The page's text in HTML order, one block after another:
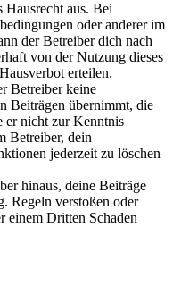
Hausrecht aus. Bei
oder anderer im
der Betreiber dich nach
von der Nutzung dieses
erteilen.
Betreiber keine
Beiträgen übernimmt, die
er nicht zur Kenntnis
Betreiber, dein
jederzeit zu löschen
hinaus, deine Beiträge
Regeln verstoßen oder
einem Dritten Schaden